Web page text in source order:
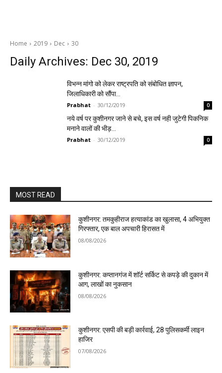
Home 2019 Dec 30
Daily Archives: Dec 30, 2019
विभन्न मांगो को लेकर राष्ट्रपति को संबोधित ज्ञापन,
जिलाधिकारी को सौंपा…
Prabhat - 30/12/2019 0
नये वर्ष पर कुशीनगर जाने से बचे, इस वर्ष नही जुटेगी पिकनिक
मनाने वालों की भीड़…
Prabhat - 30/12/2019 0
MOST READ
कुशीनगर: तमकुहीराज हत्याकांड का खुलासा, 4 अभियुक्त
गिरफ्तार, एक बाल अपचारी हिरासत में
08/08/2026
कुशीनगर: कप्तानगंज में शॉर्ट सर्किट से कपड़े की दुकान में
आग, लाखों का नुकसान
08/08/2026
कुशीनगर: एसपी की बड़ी कार्रवाई, 28 पुलिसकर्मी लाइन
हाजिर
07/08/2026